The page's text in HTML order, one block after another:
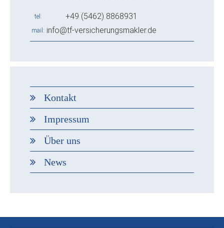
tel +49 (5462) 8868931
mail info@tf-versicherungsmakler.de
Kontakt
Impressum
Über uns
News